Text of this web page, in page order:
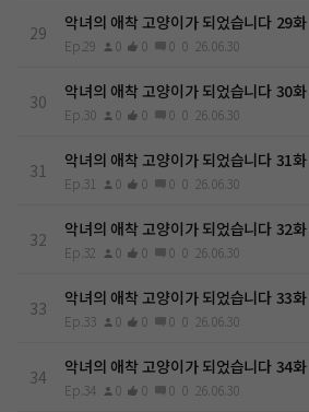
29 악녀의 애착 고양이가 되었습니다 29화
Ep.29 0 0 0 0 26.06.30
30 악녀의 애착 고양이가 되었습니다 30화
Ep.30 0 0 0 0 26.06.30
31 악녀의 애착 고양이가 되었습니다 31화
Ep.31 0 0 0 0 26.06.30
32 악녀의 애착 고양이가 되었습니다 32화
Ep.32 0 0 0 0 26.06.30
33 악녀의 애착 고양이가 되었습니다 33화
Ep.33 0 0 0 0 26.06.30
34 악녀의 애착 고양이가 되었습니다 34화
Ep.34 0 0 0 0 26.06.30